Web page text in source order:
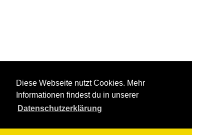
Diese Webseite nutzt Cookies. Mehr
Informationen findest du in unserer
Datenschutzerklärung